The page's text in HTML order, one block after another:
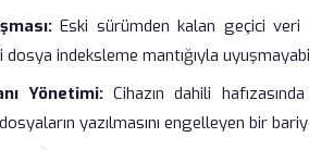
Eski sürümden kalan geçici veri
indeksleme mantığıyla
Yönetimi: Cihazın dahili
yazılmasını engelleyen bir